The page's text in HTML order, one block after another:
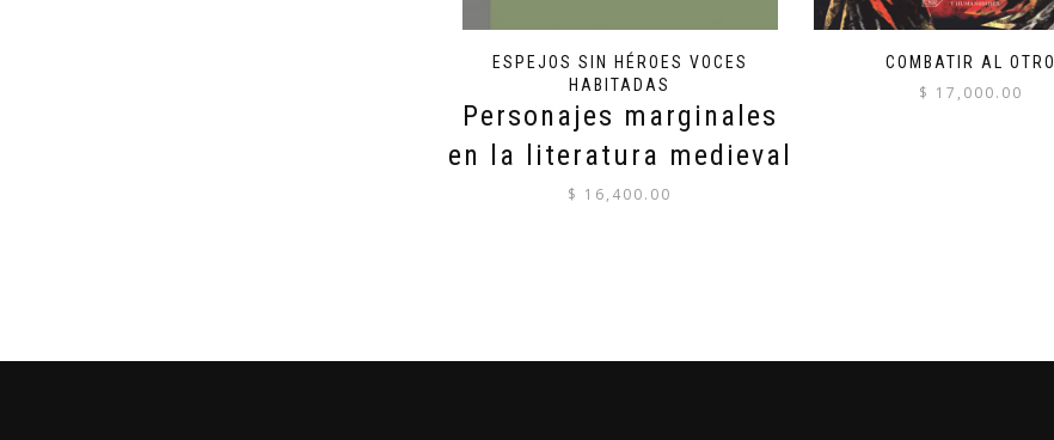
ESPEJOS SIN HÉROES VOCES
HABITADAS
Personajes marginales
en la literatura medieval
$ 16,400.00
COMBATIR AL OTRO
$ 17,000.00